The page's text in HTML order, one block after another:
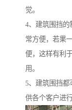
觉。
4、建筑围挡
常方便，若果
便，这样有利
用。
5、建筑围挡
供各个客户进